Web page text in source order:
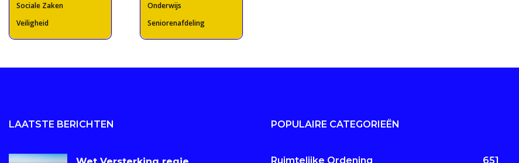
Sociale Zaken
Veiligheid
Onderwijs
Seniorenafdeling
LAATSTE BERICHTEN POPULAIRE CATEGORIEËN
Ruimtelijke Ordening 651